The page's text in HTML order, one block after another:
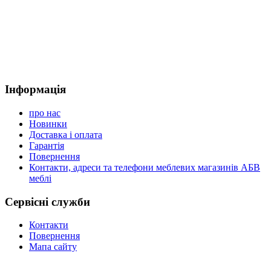
Інформація
про нас
Новинки
Доставка і оплата
Гарантія
Повернення
Контакти, адреси та телефони меблевих магазинів АБВ
меблі
Сервісні служби
Контакти
Повернення
Мапа сайту